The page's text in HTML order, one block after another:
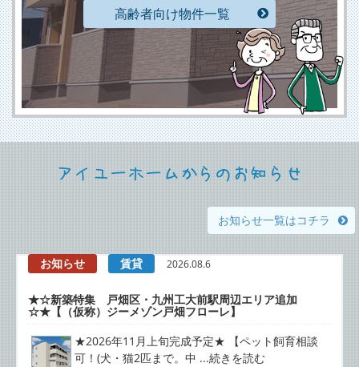
高齢者向け物件一覧
お知らせ一覧はコチラ
お知らせ 賃貸 2026.08.6
★☆新築特集 戸畑区・九州工大前駅周辺エリア追加
☆★【（仮称）ジーメゾン戸畑フローレ】
★2026年11月上旬完成予定★ 【ペット飼育相談
可！(犬・猫2匹まで。中 ...続きを読む